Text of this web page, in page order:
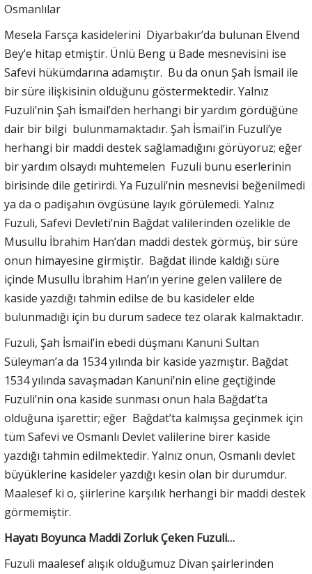
Osmanlılar
Mesela Farsça kasidelerini Diyarbakır’da bulunan Elvend
Bey’e hitap etmiştir. Ünlü Beng ü Bade mesnevisini ise
Safevi hükümdarına adamıştır. Bu da onun Şah İsmail ile
bir süre ilişkisinin olduğunu göstermektedir. Yalnız
Fuzuli’nin Şah İsmail’den herhangi bir yardım gördüğüne
dair bir bilgi bulunmamaktadır. Şah İsmail’in Fuzuli’ye
herhangi bir maddi destek sağlamadığını görüyoruz; eğer
bir yardım olsaydı muhtemelen Fuzuli bunu eserlerinin
birisinde dile getirirdi. Ya Fuzuli’nin mesnevisi beğenilmedi
ya da o padişahın övgüsüne layık görülemedi. Yalnız
Fuzuli, Safevi Devleti’nin Bağdat valilerinden özelikle de
Musullu İbrahim Han’dan maddi destek görmüş, bir süre
onun himayesine girmiştir. Bağdat ilinde kaldığı süre
içinde Musullu İbrahim Han’ın yerine gelen valilere de
kaside yazdığı tahmin edilse de bu kasideler elde
bulunmadığı için bu durum sadece tez olarak kalmaktadır.
Fuzuli, Şah İsmail’in ebedi düşmanı Kanuni Sultan
Süleyman’a da 1534 yılında bir kaside yazmıştır. Bağdat
1534 yılında savaşmadan Kanuni’nin eline geçtiğinde
Fuzuli’nin ona kaside sunması onun hala Bağdat’ta
olduğuna işarettir; eğer Bağdat’ta kalmışsa geçinmek için
tüm Safevi ve Osmanlı Devlet valilerine birer kaside
yazdığı tahmin edilmektedir. Yalnız onun, Osmanlı devlet
büyüklerine kasideler yazdığı kesin olan bir durumdur.
Maalesef ki o, şiirlerine karşılık herhangi bir maddi destek
görmemiştir.
Hayatı Boyunca Maddi Zorluk Çeken Fuzuli…
Fuzuli maalesef alışık olduğumuz Divan şairlerinden